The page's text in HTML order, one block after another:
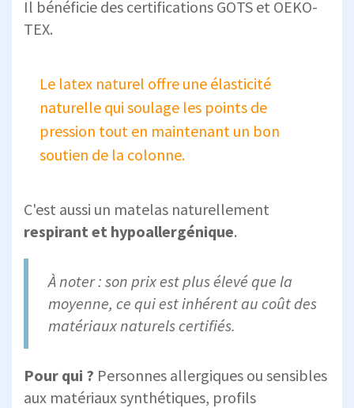
Il bénéficie des certifications GOTS et OEKO-
TEX.
Le latex naturel offre une élasticité
naturelle qui soulage les points de
pression tout en maintenant un bon
soutien de la colonne.
C'est aussi un matelas naturellement
respirant et hypoallergénique.
À noter : son prix est plus élevé que la
moyenne, ce qui est inhérent au coût des
matériaux naturels certifiés.
Pour qui ? Personnes allergiques ou sensibles
aux matériaux synthétiques, profils